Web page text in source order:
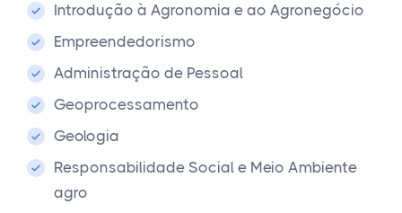
Introdução à Agronomia e ao Agronegócio
Empreendedorismo
Administração de Pessoal
Geoprocessamento
Geologia
Responsabilidade Social e Meio Ambiente
agro